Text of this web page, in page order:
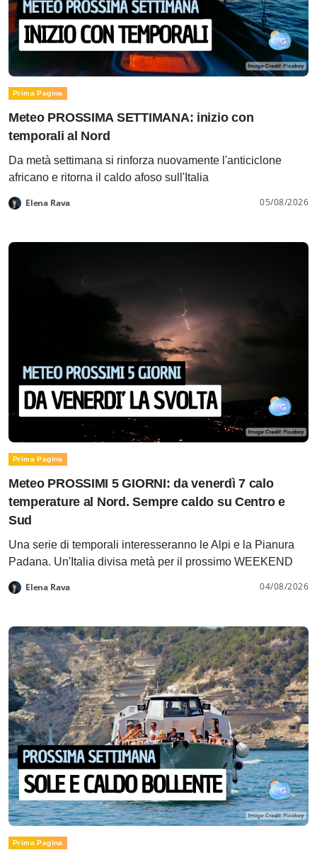
Prima Pagina
Meteo PROSSIMA SETTIMANA: inizio con
temporali al Nord
Da metà settimana si rinforza nuovamente l'anticiclone
africano e ritorna il caldo afoso sull'Italia
Elena Rava 05/08/2026
Prima Pagina
Meteo PROSSIMI 5 GIORNI: da venerdì 7 calo
temperature al Nord. Sempre caldo su Centro e
Sud
Una serie di temporali interesseranno le Alpi e la Pianura
Padana. Un'Italia divisa metà per il prossimo WEEKEND
Elena Rava 04/08/2026
Prima Pagina